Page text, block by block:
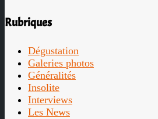
Rubriques
Dégustation
Galeries photos
Généralités
Insolite
Interviews
Les News